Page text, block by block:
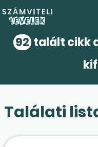
92talált cikk
Találati